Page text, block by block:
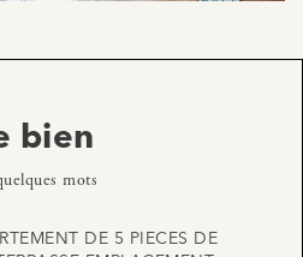
bien
mots
DE 5 PIECES DE